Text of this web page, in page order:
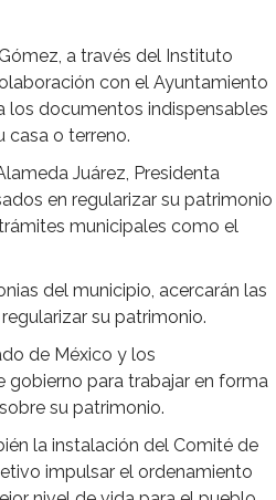
a través del Instituto
con el Ayuntamiento
los documentos indispensables
casa o terreno.
Juárez, Presidenta
en regularizar su patrimonio
municipales como el
del municipio, acercarán las
su patrimonio.
de México y los
para trabajar en forma
su patrimonio.
la instalación del Comité de
impulsar el ordenamiento